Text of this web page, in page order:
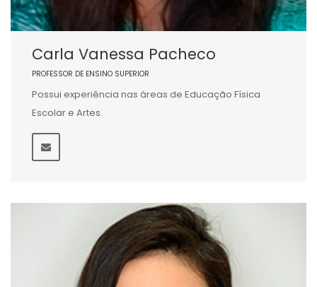
Carla Vanessa Pacheco
PROFESSOR DE ENSINO SUPERIOR
Possui experiência nas áreas de Educação Física
Escolar e Artes.